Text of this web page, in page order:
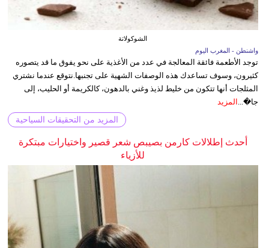
الشوكولاتة
واشنطن - المغرب اليوم
توجد الأطعمة فائقة المعالجة في عدد من الأغذية على نحو يفوق ما قد يتصوره
كثيرون، وسوف تساعدك هذه الوصفات الشهية على تجنبها.نتوقع عندما نشتري
المثلجات أنها تتكون من خليط لذيذ وغني بالدهون، كالكريمة أو الحليب، إلى
جا�... المزيد
المزيد من التحقيقات السياحية
أحدث إطلالات كارمن بصيبص شعر قصير واختيارات مبتكرة
للأزياء